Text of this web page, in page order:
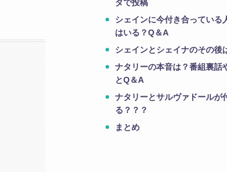
タで投稿
シェインに今付き合っている
はいる？Q＆A
シェインとシェイナのその後
ナタリーの本音は？番組裏話
とQ＆A
ナタリーとサルヴァドールが
る？？？
まとめ